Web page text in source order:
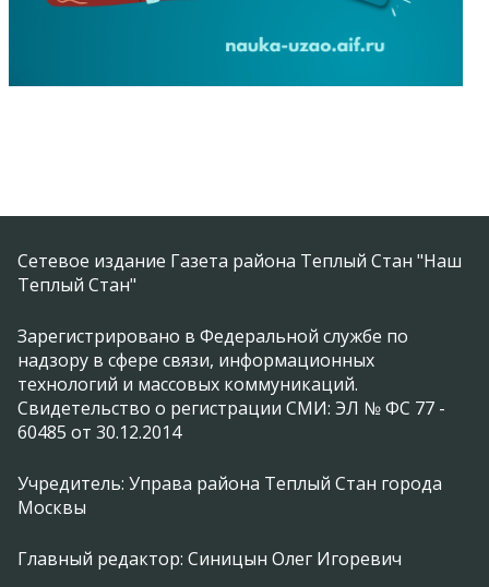
Сетевое издание Газета района Теплый Стан "Наш
Теплый Стан"
Зарегистрировано в Федеральной службе по
надзору в сфере связи, информационных
технологий и массовых коммуникаций.
Свидетельство о регистрации СМИ: ЭЛ № ФС 77 -
60485 от 30.12.2014
Учредитель: Управа района Теплый Стан города
Москвы
Главный редактор: Синицын Олег Игоревич